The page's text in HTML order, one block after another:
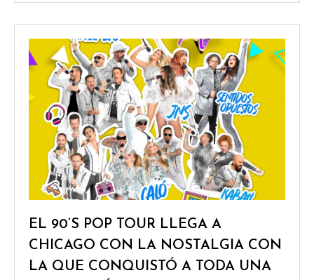
EL 90’S POP TOUR LLEGA A
CHICAGO CON LA NOSTALGIA CON
LA QUE CONQUISTÓ A TODA UNA